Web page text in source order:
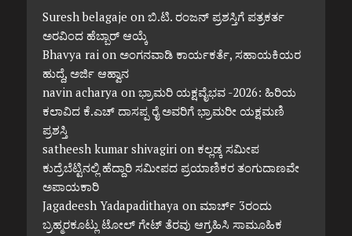
Suresh belagaje on ಬಿ.ಟಿ. ರಂಜನ್ ಪ್ರಶಸ್ತಿಗೆ ಪತ್ರಕರ್ತ
ಅರವಿಂದ ಹೆಬ್ಬಾರ್ ಆಯ್ಕೆ
Bhavya raion ಅಂಗನವಾಡಿ ಕಾರ್ಯಕರ್ತೆ, ಸಹಾಯಕಿಯರ
ಹುದ್ದೆ, ಅರ್ಜಿ ಆಹ್ವಾನ
navin acharya on ಭ್ರಾಮರಿ ಯಕ್ಷವೈಭವ -2026: ಹಿರಿಯ
ಕಲಾವಿದ ಕೆ.ಎಚ್ ದಾಸಪ್ಪ ರೈ ಅವರಿಗೆ ಭ್ರಾಮರೀ ಯಕ್ಷಮಣಿ
ಪ್ರಶಸ್ತಿ
satheesh kumar shivagirion ಕಲ್ಲಡ್ಕ ಸಮೀಪ
ಕುದ್ರೆಬೆಟ್ಟಿನಲ್ಲಿ ಹೆದ್ದಾರಿ ಸಮೀಪದ ಪ್ರಯಾಣಿಕರ ತಂಗುದಾಣವೇ
ಅಪಾಯಕಾರಿ
Jagadeesh Yadapadithaya on ಮಾರ್ಚ್ 3ರಂದು
ಬ್ರಹ್ಮರಕೂಟ್ಲು ಟೋಲ್ ಗೇಟ್ ತೆರವು ಆಗ್ರಹಿಸಿ ಸಾಮೂಹಿಕ